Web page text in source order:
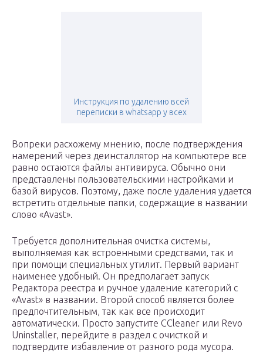
Инструкция по удалению всей
переписки в whatsapp у всех
Вопреки расхожему мнению, после подтверждения
намерений через деинсталлятор на компьютере все
равно остаются файлы антивируса. Обычно они
представлены пользовательскими настройками и
базой вирусов. Поэтому, даже после удаления удается
встретить отдельные папки, содержащие в названии
слово «Avast».
Требуется дополнительная очистка системы,
выполняемая как встроенными средствами, так и
при помощи специальных утилит. Первый вариант
наименее удобный. Он предполагает запуск
Редактора реестра и ручное удаление категорий с
«Avast» в названии. Второй способ является более
предпочтительным, так как все происходит
автоматически. Просто запустите CCleaner или Revo
Uninstaller, перейдите в раздел с очисткой и
подтвердите избавление от разного рода мусора.